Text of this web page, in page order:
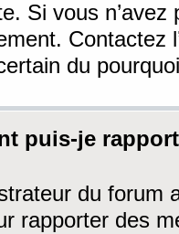
Si vous
Contactez
du
puis-je
du forum
rapporter des